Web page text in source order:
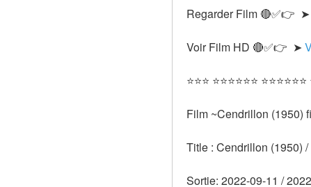
Regarder Film 🔴✅👉  ➤
Voir Film HD 🔴✅👉  ➤
⭐⭐⭐ ⭐⭐⭐⭐⭐⭐ ⭐⭐⭐⭐⭐⭐
Film ~Cendrillon (1950)
Title : Cendrillon (1950)
Sortie: 2022-09-11 / 2022